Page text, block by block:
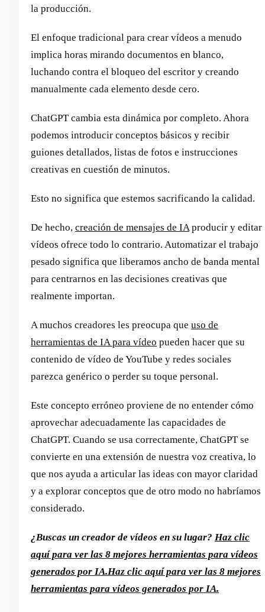
la producción.
El enfoque tradicional para crear vídeos a menudo
implica horas mirando documentos en blanco,
luchando contra el bloqueo del escritor y creando
manualmente cada elemento desde cero.
ChatGPT cambia esta dinámica por completo. Ahora
podemos introducir conceptos básicos y recibir
guiones detallados, listas de fotos e instrucciones
creativas en cuestión de minutos.
Esto no significa que estemos sacrificando la calidad.
De hecho, creación de mensajes de IAproducir y editar
vídeos ofrece todo lo contrario. Automatizar el trabajo
pesado significa que liberamos ancho de banda mental
para centrarnos en las decisiones creativas que
realmente importan.
A muchos creadores les preocupa que uso de
herramientas de IA para vídeo pueden hacer que su
contenido de vídeo de YouTube y redes sociales
parezca genérico o perder su toque personal.
Este concepto erróneo proviene de no entender cómo
aprovechar adecuadamente las capacidades de
ChatGPT. Cuando se usa correctamente, ChatGPT se
convierte en una extensión de nuestra voz creativa, lo
que nos ayuda a articular las ideas con mayor claridad
y a explorar conceptos que de otro modo no habríamos
considerado.
¿Buscas un creador de vídeos en su lugar? Haz clic
aquí para ver las 8 mejores herramientas para vídeos
generados por IA.Haz clic aquí para ver las 8 mejores
herramientas para vídeos generados por IA.